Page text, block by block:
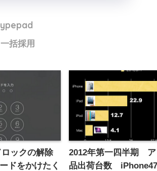
括採用
ックの解除
ドをかけたく
2012年第一四半期 ア
品出荷台数